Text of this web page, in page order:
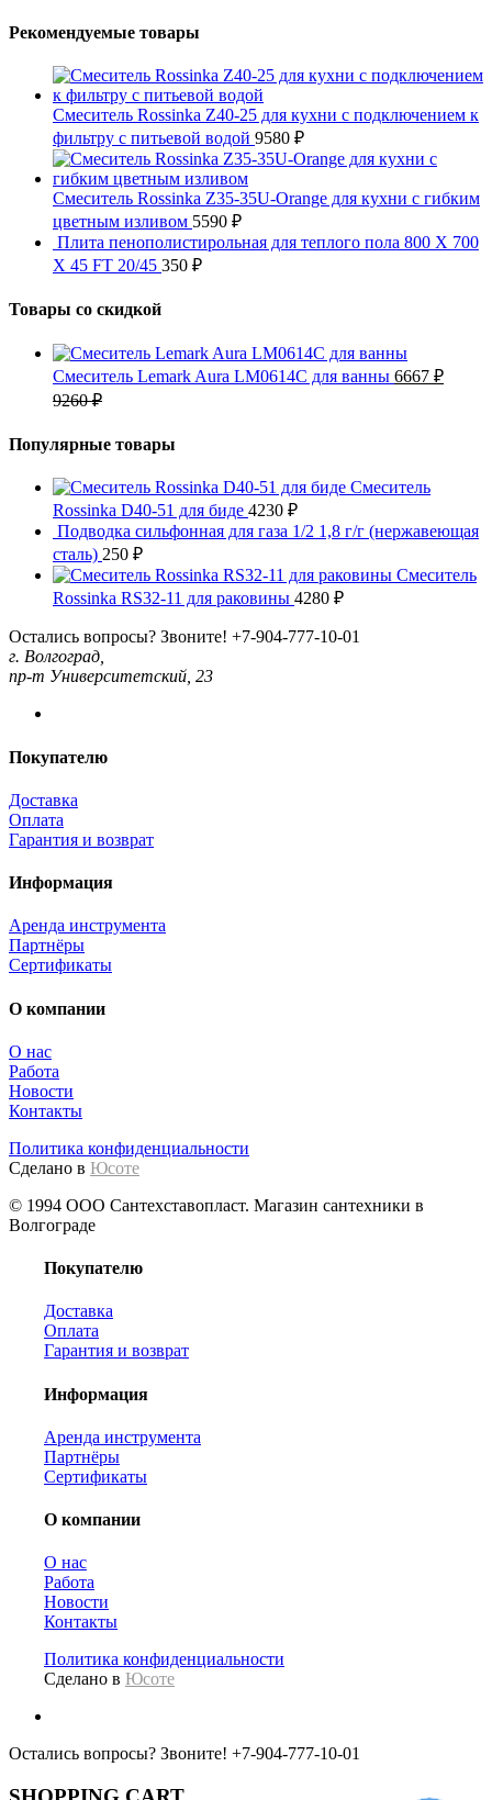
Рекомендуемые товары
Смеситель Rossinka Z40-25 для кухни с подключением к
фильтру с питьевой водой 9580 ₽
Смеситель Rossinka Z35-35U-Orange для кухни с гибким
цветным изливом 5590 ₽
Плита пенополистирольная для теплого пола 800 X 700
X 45 FT 20/45 350 ₽
Товары со скидкой
Смеситель Lemark Aura LM0614C для ванны 6667 ₽
9260₽
Популярные товары
Смеситель
Rossinka D40-51 для биде 4230 ₽
Подводка сильфонная для газа 1/2 1,8 г/г (нержавеющая
сталь) 250 ₽
Смеситель
Rossinka RS32-11 для раковины 4280 ₽
Остались вопросы? Звоните! +7-904-777-10-01
г. Волгоград,
пр-т Университетский, 23
Покупателю
Доставка
Оплата
Гарантия и возврат
Информация
Аренда инструмента
Партнёры
Сертификаты
О компании
О нас
Работа
Новости
Контакты
Политика конфиденциальности
Сделано в Юсоте
© 1994 ООО Сантехставопласт. Магазин сантехники в
Волгограде
Покупателю
Доставка
Оплата
Гарантия и возврат
Информация
Аренда инструмента
Партнёры
Сертификаты
О компании
О нас
Работа
Новости
Контакты
Политика конфиденциальности
Сделано в Юсоте
Остались вопросы? Звоните! +7-904-777-10-01